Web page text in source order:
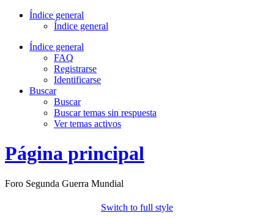
Índice general
Índice general
Índice general
FAQ
Registrarse
Identificarse
Buscar
Buscar
Buscar temas sin respuesta
Ver temas activos
Página principal
Foro Segunda Guerra Mundial
Switch to full style